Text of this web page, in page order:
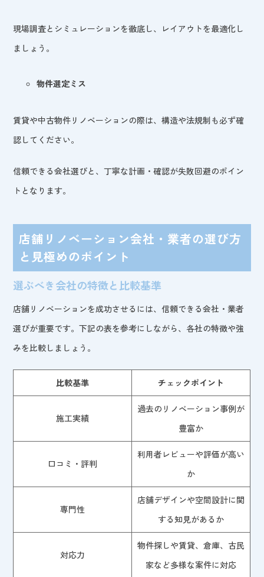
現場調査とシミュレーションを徹底し、レイアウトを最適化し
ましょう。
物件選定ミス
賃貸や中古物件リノベーションの際は、構造や法規制も必ず確
認してください。
信頼できる会社選びと、丁寧な計画・確認が失敗回避のポイン
トとなります。
店舗リノベーション会社・業者の選び方
と見極めのポイント
選ぶべき会社の特徴と比較基準
店舗リノベーションを成功させるには、信頼できる会社・業者
選びが重要です。下記の表を参考にしながら、各社の特徴や強
みを比較しましょう。
比較基準 チェックポイント
施工実績
過去のリノベーション事例が
豊富か
口コミ・評判
利用者レビューや評価が高い
か
専門性
店舗デザインや空間設計に関
する知見があるか
対応力
物件探しや賃貸、倉庫、古民
家など多様な案件に対応